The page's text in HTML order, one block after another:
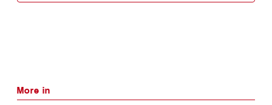
More in